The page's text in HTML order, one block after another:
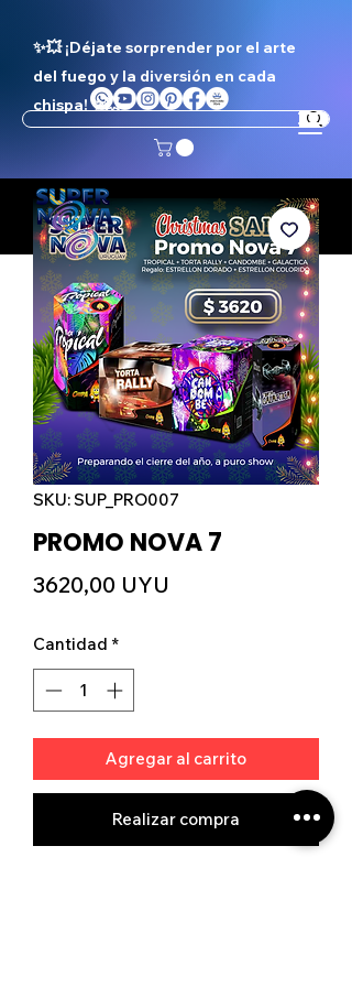
✨💥 ¡Déjate sorprender por el arte
del fuego y la diversión en cada
chispa! ✨💥
SKU: SUP_PRO007
PROMO NOVA 7
3620,00 UYU
Cantidad *
Agregar al carrito
Realizar compra